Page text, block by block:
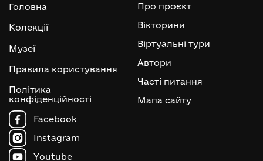
Головна
Колекції
Музеї
Правила користування
Політика
конфіденційності
Про проєкт
Вікторини
Віртуальні тури
Автори
Часті питання
Мапа сайту
Facebook
Instagram
Youtube